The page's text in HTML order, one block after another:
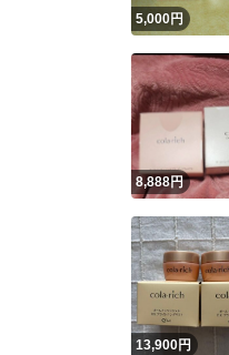
5,000円
8,888円
13,900円